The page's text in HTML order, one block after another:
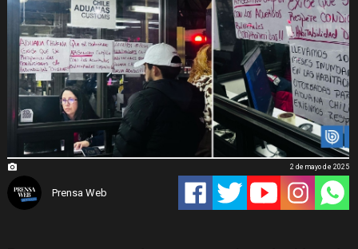
Prensa Web
2 de mayo de 2025